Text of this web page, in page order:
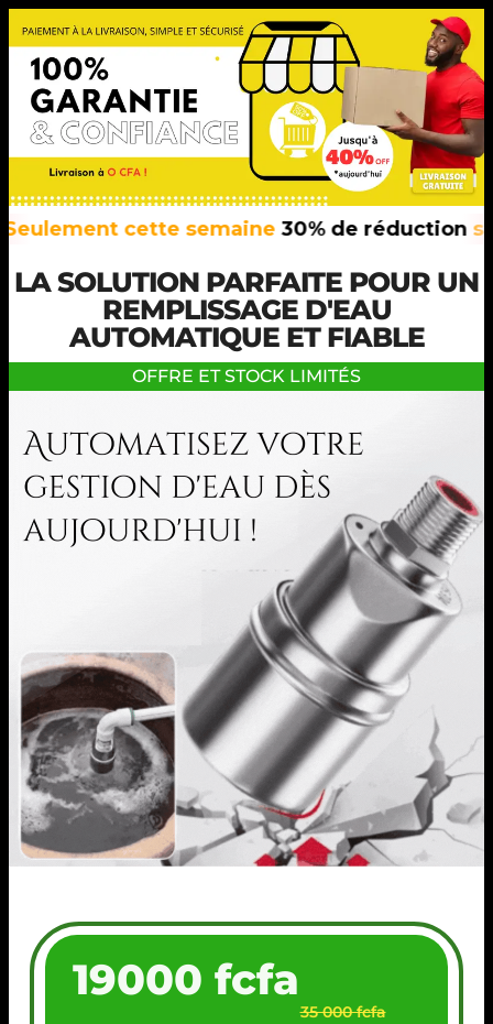
cette semaine30% de réductionsur
LA SOLUTION PARFAITE POUR UN
REMPLISSAGE D'EAU
AUTOMATIQUE ET FIABLE
OFFRE ET STOCK LIMITÉS
19000 fcfa
35 000 fcfa